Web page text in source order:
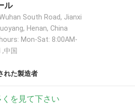
ル
South Road, Jianxi
Henan, China
Mon-Sat: 8:00AM-
,中国
れた製造者
くを見て下さい